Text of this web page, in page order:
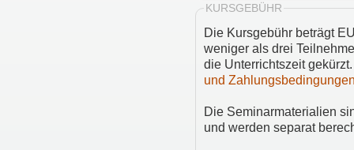
KURSGEBÜHR
Die Kursgebühr beträgt
weniger als drei
die Unterrichtszeit
und
Die Seminarmaterialien
und werden separat